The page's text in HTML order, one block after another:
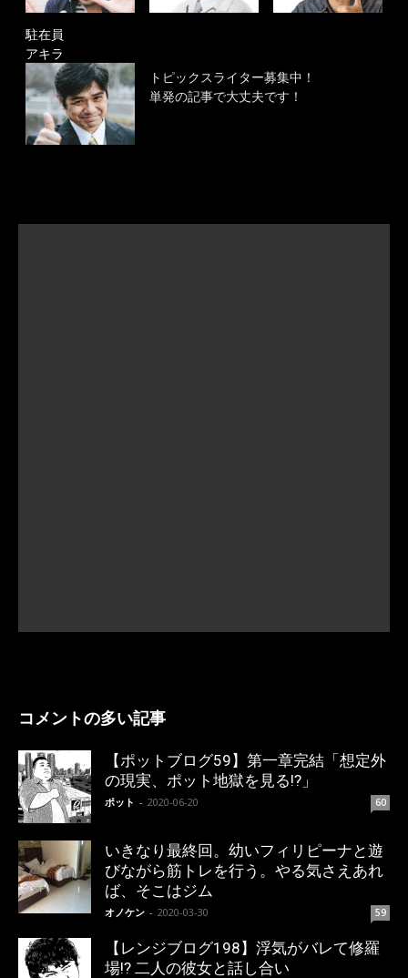
駐在員
アキラ
トピックスライター募集中！
単発の記事で大丈夫です！
コメントの多い記事
【ポットブログ59】第一章完結「想定外
の現実、ポット地獄を見る!?」
ポット - 2020-06-20 60
いきなり最終回。幼いフィリピーナと遊
びながら筋トレを行う。やる気さえあれ
ば、そこはジム
オノケン - 2020-03-30 59
【レンジブログ198】浮気がバレて修羅
場!? 二人の彼女と話し合い